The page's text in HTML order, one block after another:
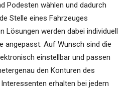
Podesten wählen und dadurch
Stelle eines Fahrzeuges
Lösungen werden dabei individuell
angepasst. Auf Wunsch sind die
einstellbar und passen
den Konturen des
erhalten bei jedem